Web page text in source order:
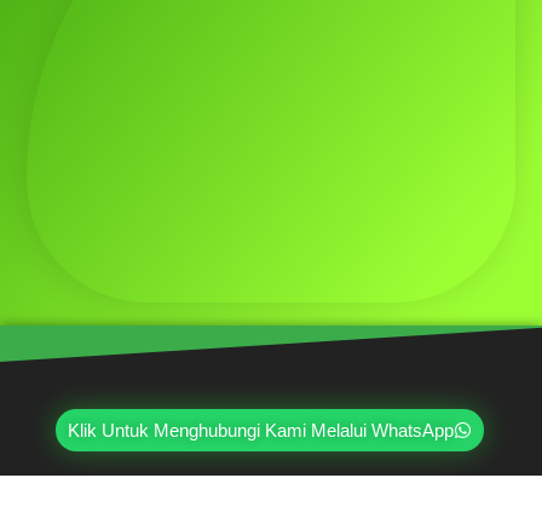
Klik Untuk Menghubungi Kami Melalui WhatsApp